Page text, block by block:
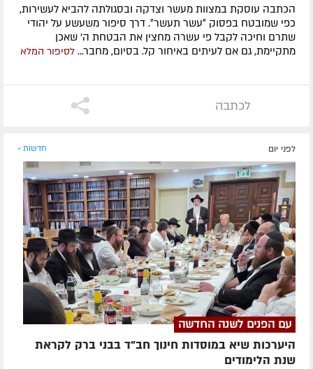
הכתבה עוסקת במצוות מעשר וצדקה ובסגולתה להביא לעשירות,
כפי שמובטח בפסוק ״עשר תעשר״. דרך סיפור משעשע על יהודי
שתרם וחיכה לקבל פי עשרה מחצין את הבטחת ה' שאכן
מתקיימת, גם אם לעיתים באיחור קל. בסיום, מחבר... לסיפור המלא
לכתבה
לפני יום חדשות »
עם הפנים לשנה החדשה
היערכות שיא במוסדות חינוך חב"ד בבני ברק לקראת
שנת הלימודים